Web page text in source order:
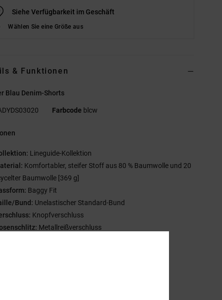
Siehe Verfügbarkeit im Geschäft
Wählen Sie eine Größe aus
& Funktionen
Blau Denim-Shorts
Farbcode blcw
Lineguide-Kollektion
Komfortabler, steifer Stoff aus 80 % Baumwolle und 20
Baumwolle [369 g]
Baggy Fit
Bund: Unelastischer Standard-Bund
Knopfverschluss
Metallreißverschluss